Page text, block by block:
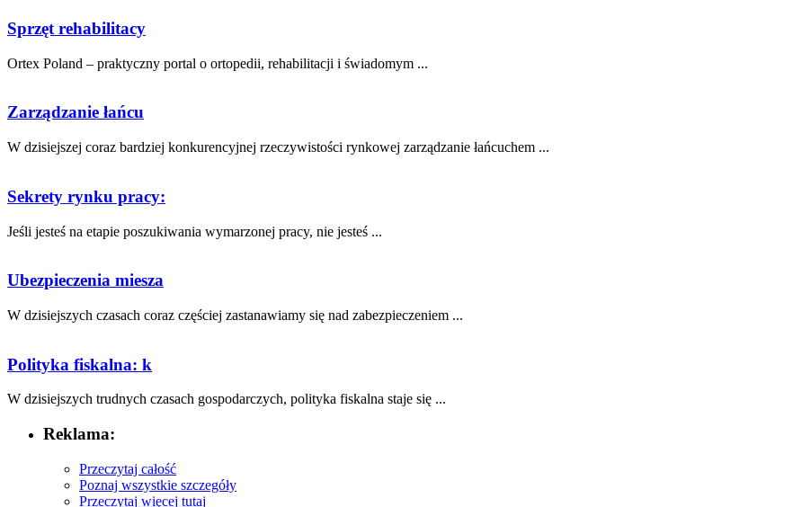
Sprzęt rehabilitacy
Ortex Poland – praktyczny portal o ortopedii, rehabilitacji i świadomym ...
Zarządzanie łańcu
W ⁤dzisiejszej coraz bardziej konkurencyjnej rzeczywistości rynkowej zarządzanie łańcuchem ...
Sekrety rynku pracy:
Jeśli jesteś na etapie poszukiwania wymarzonej pracy, nie jesteś ...
Ubezpieczenia miesza
W dzisiejszych ⁣czasach coraz częściej zastanawiamy się nad ​zabezpieczeniem ...
Polityka fiskalna: k
W⁤ dzisiejszych trudnych czasach⁣ gospodarczych, polityka fiskalna staje się ...
Reklama:
Przeczytaj całość
Poznaj wszystkie szczegóły
Przeczytaj więcej tutaj